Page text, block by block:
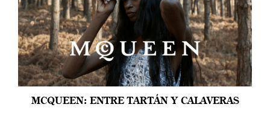
MCQUEEN: ENTRE TARTÁN Y CALAVERAS